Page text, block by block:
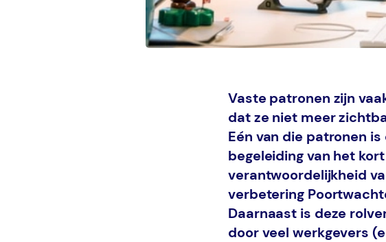
Vaste patronen zijn
dat ze niet meer
Eén van die patronen
begeleiding van het
verantwoordelijkheid
verbetering
Daarnaast is deze
door veel werkgevers